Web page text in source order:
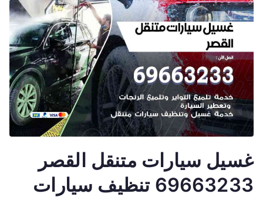
غسيل سيارات متنقل القصر
69663233 تنظيف سيارات